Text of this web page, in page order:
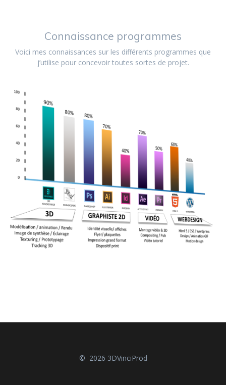
Connaissance programmes
Voici mes connaissances sur les différents programmes que
j’utilise pour concevoir toutes sortes de projet.
© 2026 3DVinciProd